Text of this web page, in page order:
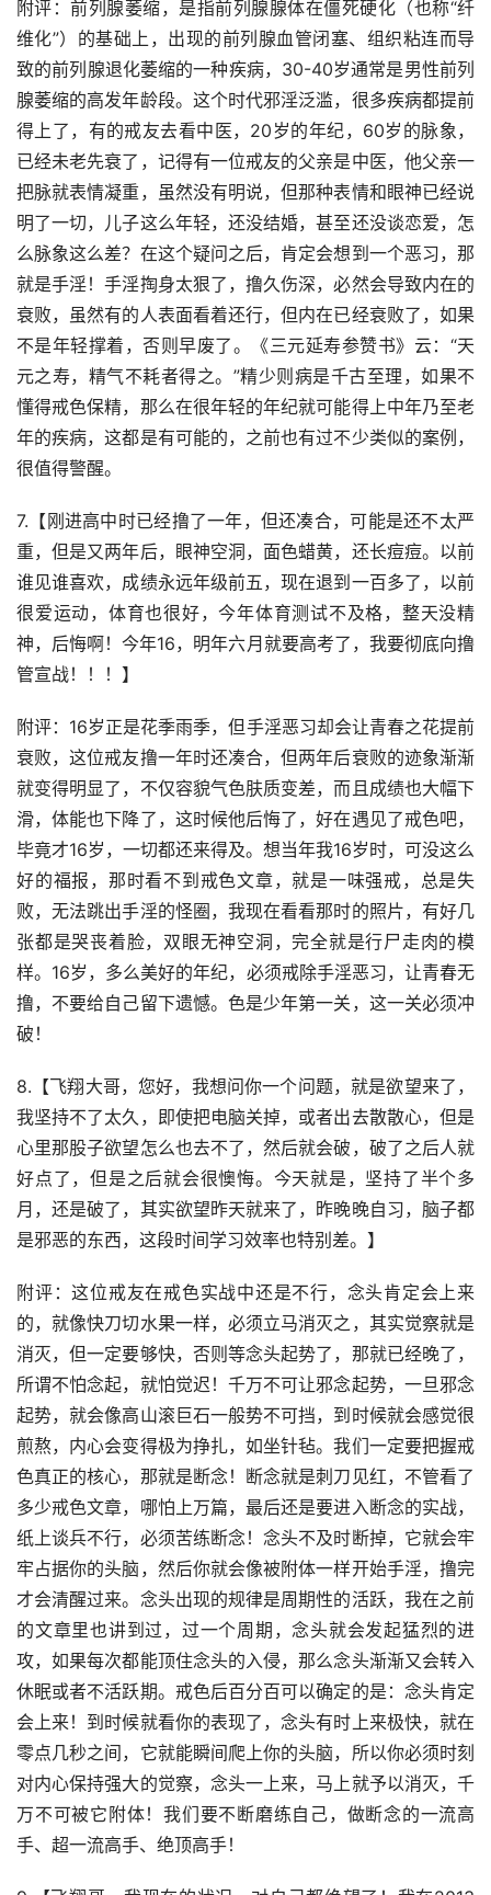
附评：前列腺萎缩，是指前列腺腺体在僵死硬化（也称“纤
维化”）的基础上，出现的前列腺血管闭塞、组织粘连而导
致的前列腺退化萎缩的一种疾病，30-40岁通常是男性前列
腺萎缩的高发年龄段。这个时代邪淫泛滥，很多疾病都提前
得上了，有的戒友去看中医，20岁的年纪，60岁的脉象，
已经未老先衰了，记得有一位戒友的父亲是中医，他父亲一
把脉就表情凝重，虽然没有明说，但那种表情和眼神已经说
明了一切，儿子这么年轻，还没结婚，甚至还没谈恋爱，怎
么脉象这么差？在这个疑问之后，肯定会想到一个恶习，那
就是手淫！手淫掏身太狠了，撸久伤深，必然会导致内在的
衰败，虽然有的人表面看着还行，但内在已经衰败了，如果
不是年轻撑着，否则早废了。《三元延寿参赞书》云：“天
元之寿，精气不耗者得之。”精少则病是千古至理，如果不
懂得戒色保精，那么在很年轻的年纪就可能得上中年乃至老
年的疾病，这都是有可能的，之前也有过不少类似的案例，
很值得警醒。
7.【刚进高中时已经撸了一年，但还凑合，可能是还不太严
重，但是又两年后，眼神空洞，面色蜡黄，还长痘痘。以前
谁见谁喜欢，成绩永远年级前五，现在退到一百多了，以前
很爱运动，体育也很好，今年体育测试不及格，整天没精
神，后悔啊！今年16，明年六月就要高考了，我要彻底向撸
管宣战！！！】
附评：16岁正是花季雨季，但手淫恶习却会让青春之花提前
衰败，这位戒友撸一年时还凑合，但两年后衰败的迹象渐渐
就变得明显了，不仅容貌气色肤质变差，而且成绩也大幅下
滑，体能也下降了，这时候他后悔了，好在遇见了戒色吧，
毕竟才16岁，一切都还来得及。想当年我16岁时，可没这么
好的福报，那时看不到戒色文章，就是一味强戒，总是失
败，无法跳出手淫的怪圈，我现在看看那时的照片，有好几
张都是哭丧着脸，双眼无神空洞，完全就是行尸走肉的模
样。16岁，多么美好的年纪，必须戒除手淫恶习，让青春无
撸，不要给自己留下遗憾。色是少年第一关，这一关必须冲
破！
8.【飞翔大哥，您好，我想问你一个问题，就是欲望来了，
我坚持不了太久，即使把电脑关掉，或者出去散散心，但是
心里那股子欲望怎么也去不了，然后就会破，破了之后人就
好点了，但是之后就会很懊悔。今天就是，坚持了半个多
月，还是破了，其实欲望昨天就来了，昨晚晚自习，脑子都
是邪恶的东西，这段时间学习效率也特别差。】
附评：这位戒友在戒色实战中还是不行，念头肯定会上来
的，就像快刀切水果一样，必须立马消灭之，其实觉察就是
消灭，但一定要够快，否则等念头起势了，那就已经晚了，
所谓不怕念起，就怕觉迟！千万不可让邪念起势，一旦邪念
起势，就会像高山滚巨石一般势不可挡，到时候就会感觉很
煎熬，内心会变得极为挣扎，如坐针毡。我们一定要把握戒
色真正的核心，那就是断念！断念就是刺刀见红，不管看了
多少戒色文章，哪怕上万篇，最后还是要进入断念的实战，
纸上谈兵不行，必须苦练断念！念头不及时断掉，它就会牢
牢占据你的头脑，然后你就会像被附体一样开始手淫，撸完
才会清醒过来。念头出现的规律是周期性的活跃，我在之前
的文章里也讲到过，过一个周期，念头就会发起猛烈的进
攻，如果每次都能顶住念头的入侵，那么念头渐渐又会转入
休眠或者不活跃期。戒色后百分百可以确定的是：念头肯定
会上来！到时候就看你的表现了，念头有时上来极快，就在
零点几秒之间，它就能瞬间爬上你的头脑，所以你必须时刻
对内心保持强大的觉察，念头一上来，马上就予以消灭，千
万不可被它附体！我们要不断磨练自己，做断念的一流高
手、超一流高手、绝顶高手！